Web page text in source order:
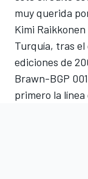
muy querida
Kimi
Turquía, tras el
ediciones de
Brawn-BGP
primero la línea